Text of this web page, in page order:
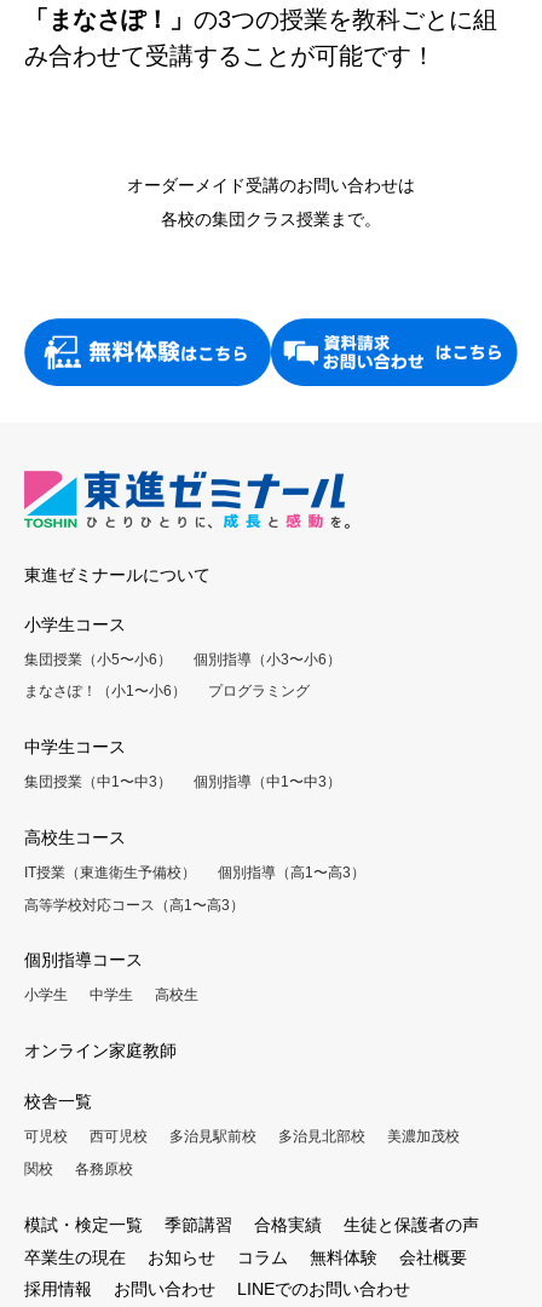
「まなさぽ！」 の3つの授業を教科ごとに組
み合わせて受講することが可能です！
オーダーメイド受講のお問い合わせは
各校の集団クラス授業まで。
東進ゼミナールについて
小学生コース
集団授業（小5〜小6）
個別指導（小3〜小6）
まなさぽ！（小1〜小6）
プログラミング
中学生コース
集団授業（中1〜中3） 個別指導（中1〜中3）
高校生コース
IT授業（東進衛生予備校）
個別指導（高1〜高3）
高等学校対応コース（高1〜高3）
個別指導コース
小学生 中学生 高校生
オンライン家庭教師
校舎一覧
可児校 西可児校 多治見駅前校 多治見北部校
美濃加茂校
関校
各務原校
模試・検定一覧 季節講習 合格実績
生徒と保護者の声
卒業生の現在
お知らせ コラム 無料体験
会社概要
採用情報
お問い合わせ LINEでのお問い合わせ